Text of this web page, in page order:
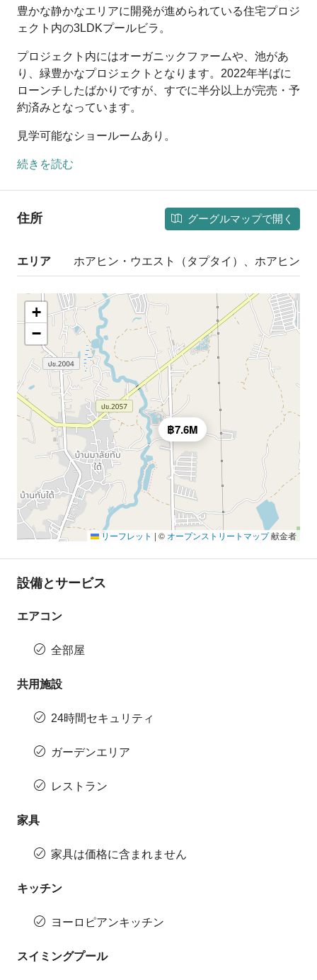
豊かな静かなエリアに開発が進められている住宅プロジ
ェクト内の3LDKプールビラ。
プロジェクト内にはオーガニックファームや、池があ
り、緑豊かなプロジェクトとなります。2022年半ばに
ローンチしたばかりですが、すでに半分以上が完売・予
約済みとなっています。
見学可能なショールームあり。
続きを読む
住所 グーグルマップで開く
エリア ホアヒン・ウエスト（タプタイ）、ホアヒン
฿7.6M
+
−
リーフレット | © オープンストリートマップ献金者
設備とサービス
エアコン
全部屋
共用施設
24時間セキュリティ
ガーデンエリア
レストラン
家具
家具は価格に含まれません
キッチン
ヨーロピアンキッチン
スイミングプール